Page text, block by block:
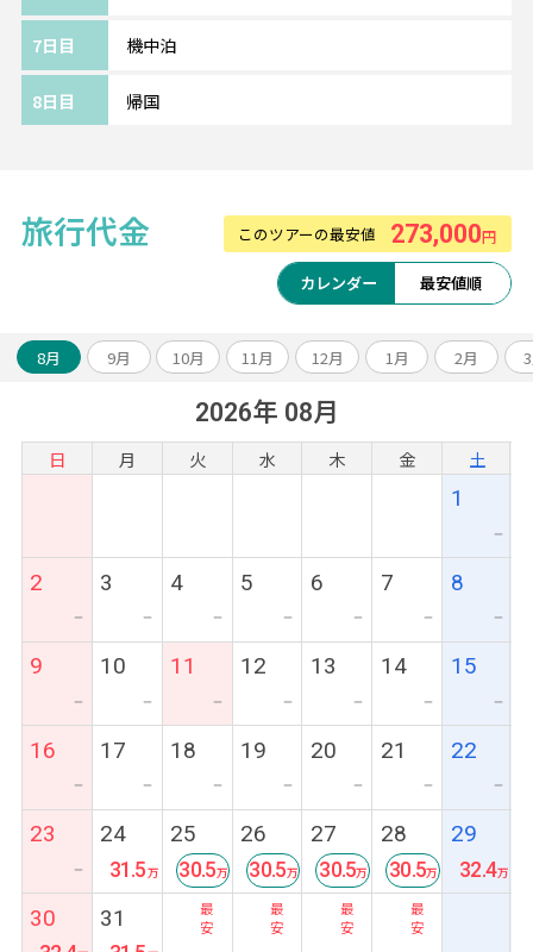
7日目 機中泊
8日目 帰国
旅行代金 このツアーの最安値 273,000円
カレンダー 最安値順
8月 9月 10月 11月 12月 1月 2月
2026年 08月
日 月 火 水 木 金 土
1
ー
2
ー
3
ー
4
ー
5
ー
6
ー
7
ー
8
ー
9
ー
10
ー
11
ー
12
ー
13
ー
14
ー
15
ー
16
ー
17
ー
18
ー
19
ー
20
ー
21
ー
22
ー
23
ー
24
31.5
25
最
安
30.5
26
最
安
30.5
27
最
安
30.5
28
最
安
30.5
29
32.4
30 31